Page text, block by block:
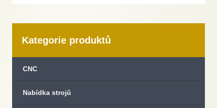
Kategorie produktů
CNC
Nabídka strojů